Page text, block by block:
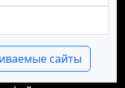
сайты